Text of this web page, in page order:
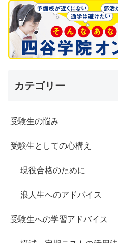
カテゴリー
受験生の悩み
受験生としての心構え
現役合格のために
浪人生へのアドバイス
受験生への学習アドバイス